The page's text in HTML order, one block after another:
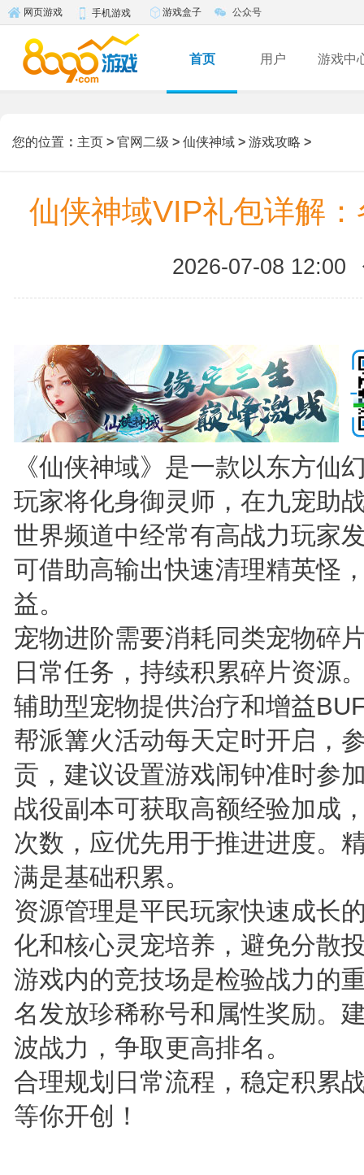
网页游戏 手机游戏 游戏盒子 公众号
首页 用户 游戏中
您的位置 ： 主页 > 官网二级 > 仙侠神域 > 游戏攻略 >
仙侠神域VIP礼包详解
2026-07-08 12:00
《仙侠神域》是一款以东方仙
玩家将化身御灵师，在九宠助
世界频道中经常有高战力玩家
可借助高输出快速清理精英怪
益。
宠物进阶需要消耗同类宠物碎
日常任务，持续积累碎片资源
辅助型宠物提供治疗和增益
帮派篝火活动每天定时开启，
贡，建议设置游戏闹钟准时参
战役副本可获取高额经验加成
次数，应优先用于推进进度。
满是基础积累。
资源管理是平民玩家快速成长
化和核心灵宠培养，避免分散
游戏内的竞技场是检验战力的
名发放珍稀称号和属性奖励。
波战力，争取更高排名。
合理规划日常流程，稳定积累
等你开创！